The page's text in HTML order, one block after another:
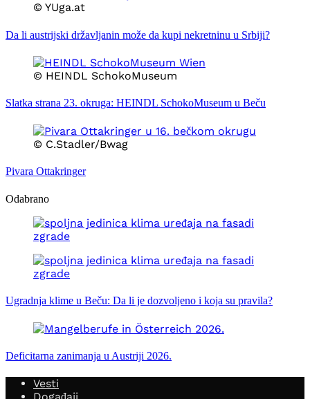
© YUga.at
Da li austrijski državljanin može da kupi nekretninu u Srbiji?
© HEINDL SchokoMuseum
Slatka strana 23. okruga: HEINDL SchokoMuseum u Beču
© C.Stadler/Bwag
Pivara Ottakringer
Odabrano
Ugradnja klime u Beču: Da li je dozvoljeno i koja su pravila?
Deficitarna zanimanja u Austriji 2026.
Vesti